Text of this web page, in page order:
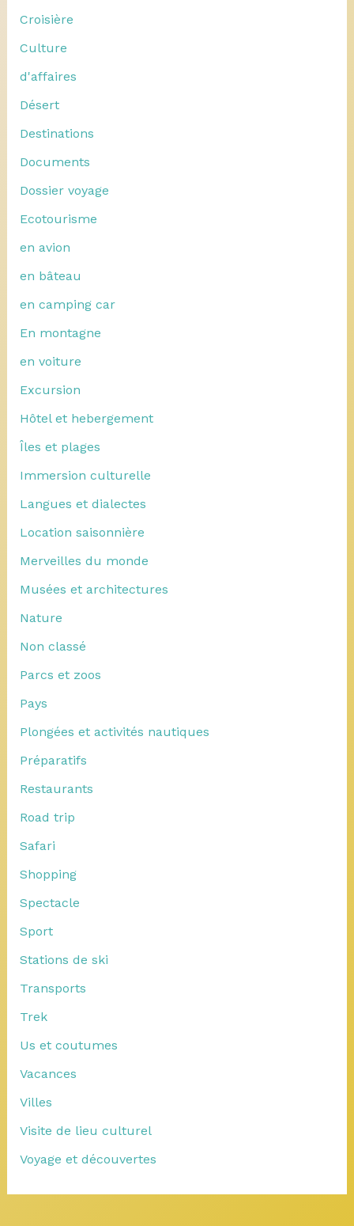
Croisière
Culture
d'affaires
Désert
Destinations
Documents
Dossier voyage
Ecotourisme
en avion
en bâteau
en camping car
En montagne
en voiture
Excursion
Hôtel et hebergement
Îles et plages
Immersion culturelle
Langues et dialectes
Location saisonnière
Merveilles du monde
Musées et architectures
Nature
Non classé
Parcs et zoos
Pays
Plongées et activités nautiques
Préparatifs
Restaurants
Road trip
Safari
Shopping
Spectacle
Sport
Stations de ski
Transports
Trek
Us et coutumes
Vacances
Villes
Visite de lieu culturel
Voyage et découvertes